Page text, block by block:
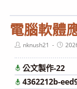
電腦軟體
Postnknush21
Post
公文製作-22
4362212b-